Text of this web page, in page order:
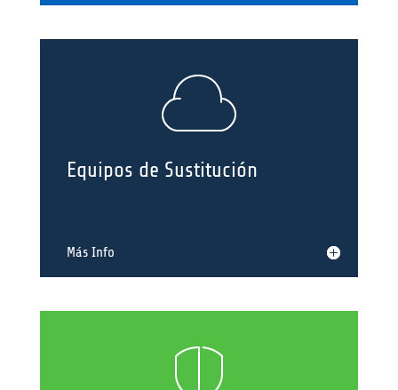
Equipos de Sustitución
Más Info